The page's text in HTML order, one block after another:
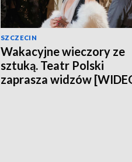
SZCZECIN
Wakacyjne wieczory ze
sztuką. Teatr Polski
zaprasza widzów